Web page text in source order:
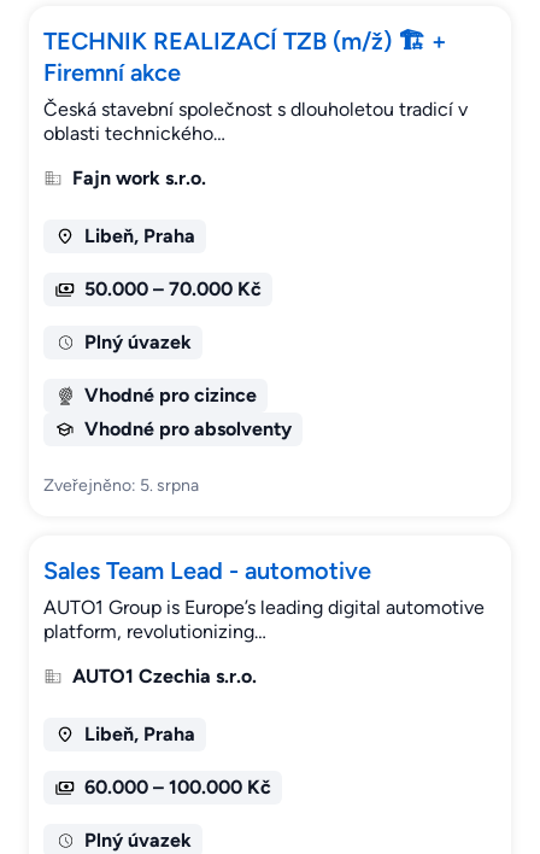
TECHNIK REALIZACÍ TZB (m/ž) 🏗️ +
Firemní akce
Česká stavební společnost s dlouholetou tradicí v
oblasti technického…
Fajn work s.r.o.
Libeň, Praha
50.000 – 70.000 Kč
Plný úvazek
Vhodné pro cizince
Vhodné pro absolventy
Zveřejněno: 5. srpna
Sales Team Lead - automotive
AUTO1 Group is Europe’s leading digital automotive
platform, revolutionizing…
AUTO1 Czechia s.r.o.
Libeň, Praha
60.000 – 100.000 Kč
Plný úvazek